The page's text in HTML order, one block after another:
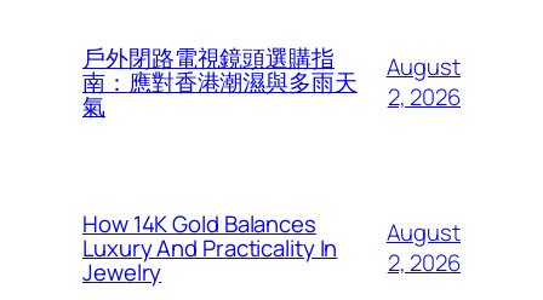
戶外閉路電視鏡頭選購指
南：應對香港潮濕與多雨天
氣
August
2, 2026
How 14K Gold Balances
Luxury And Practicality In
Jewelry
August
2, 2026